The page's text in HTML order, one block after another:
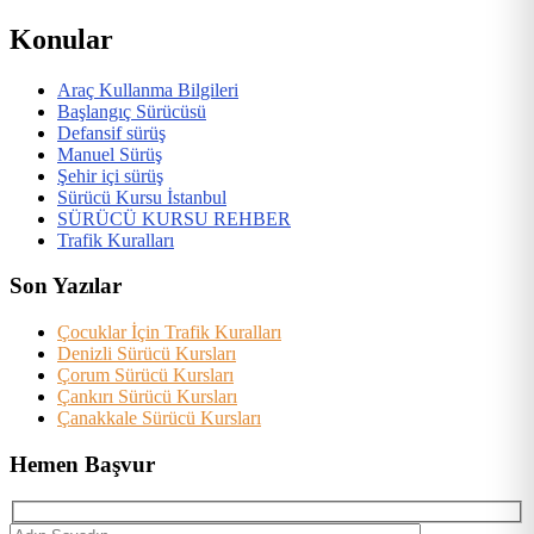
Konular
Araç Kullanma Bilgileri
Başlangıç Sürücüsü
Defansif sürüş
Manuel Sürüş
Şehir içi sürüş
Sürücü Kursu İstanbul
SÜRÜCÜ KURSU REHBER
Trafik Kuralları
Son Yazılar
Çocuklar İçin Trafik Kuralları
Denizli Sürücü Kursları
Çorum Sürücü Kursları
Çankırı Sürücü Kursları
Çanakkale Sürücü Kursları
Hemen Başvur